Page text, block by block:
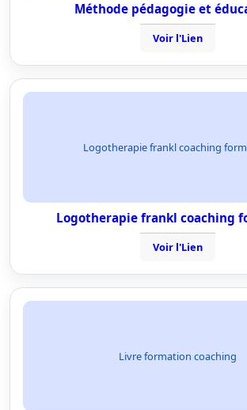
Méthode pédagogie et
Voir l'Lien
Logotherapie frankl coaching
Logotherapie frankl coaching
Voir l'Lien
Livre formation coaching